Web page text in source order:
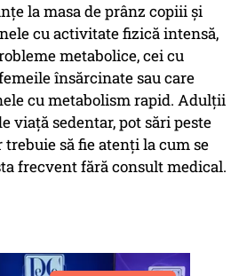
la masa de prânz copiii și
cu activitate fizică intensă,
metabolice, cei cu
însărcinate sau care
cu metabolism rapid. Adulții
viață sedentar, pot sări peste
să fie atenți la cum se
frecvent fără consult medical.